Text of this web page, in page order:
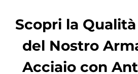
Scopri la
del Nostro
Acciaio con